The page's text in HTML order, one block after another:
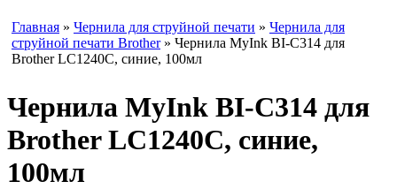
Главная » Чернила для струйной печати » Чернила для
струйной печати Brother» Чернила MyInk BI-C314 для
Brother LC1240C, синие, 100мл
Чернила MyInk BI-C314 для
Brother LC1240C, синие,
100мл